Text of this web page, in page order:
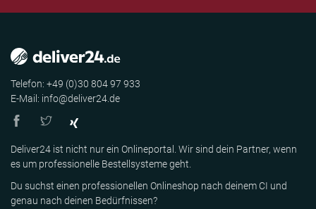
Telefon: +49 (0)30 804 97 933
E-Mail: info@deliver24.de
Deliver24 ist nicht nur ein Onlineportal. Wir sind dein Partner, wenn
es um professionelle Bestellsysteme geht.
Du suchst einen professionellen Onlineshop nach deinem CI und
genau nach deinen Bedürfnissen?